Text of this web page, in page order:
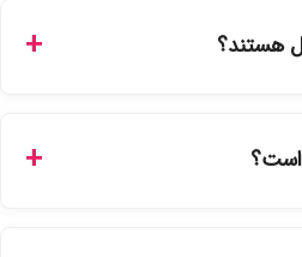
مرسوله را مشاهده کنید.هستند؟
و دارای بچ‌کد قابل استعلام هستند.
است؟